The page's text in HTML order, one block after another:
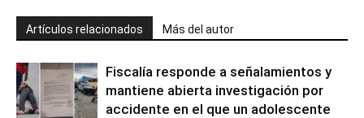
Artículos relacionados Más del autor
Fiscalía responde a señalamientos y
mantiene abierta investigación por
accidente en el que un adolescente